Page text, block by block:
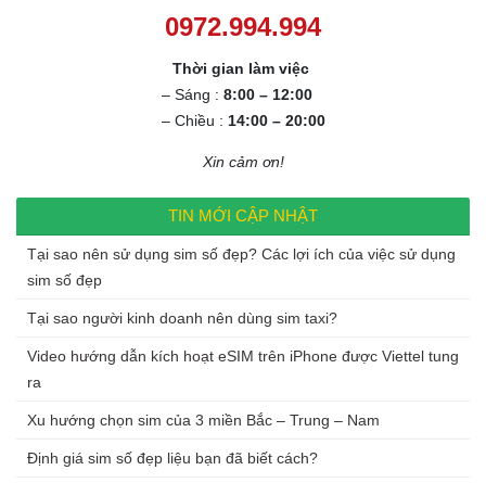
0972.994.994
Thời gian làm việc
– Sáng : 8:00 – 12:00
– Chiều : 14:00 – 20:00
Xin cảm ơn!
TIN MỚI CẬP NHẬT
Tại sao nên sử dụng sim số đẹp? Các lợi ích của việc sử dụng
sim số đẹp
Tại sao người kinh doanh nên dùng sim taxi?
Video hướng dẫn kích hoạt eSIM trên iPhone được Viettel tung
ra
Xu hướng chọn sim của 3 miền Bắc – Trung – Nam
Định giá sim số đẹp liệu bạn đã biết cách?